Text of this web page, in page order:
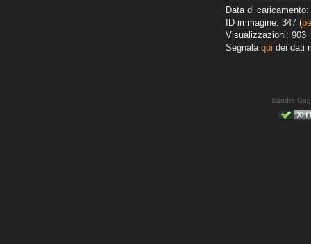
Data di caricamento:
ID immagine: 347 (
Visualizzazioni: 903
Segnala qui dei dati
Sandro